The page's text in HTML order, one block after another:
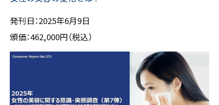
発刊日：2025年6月9日
頒価：462,000円（税込）